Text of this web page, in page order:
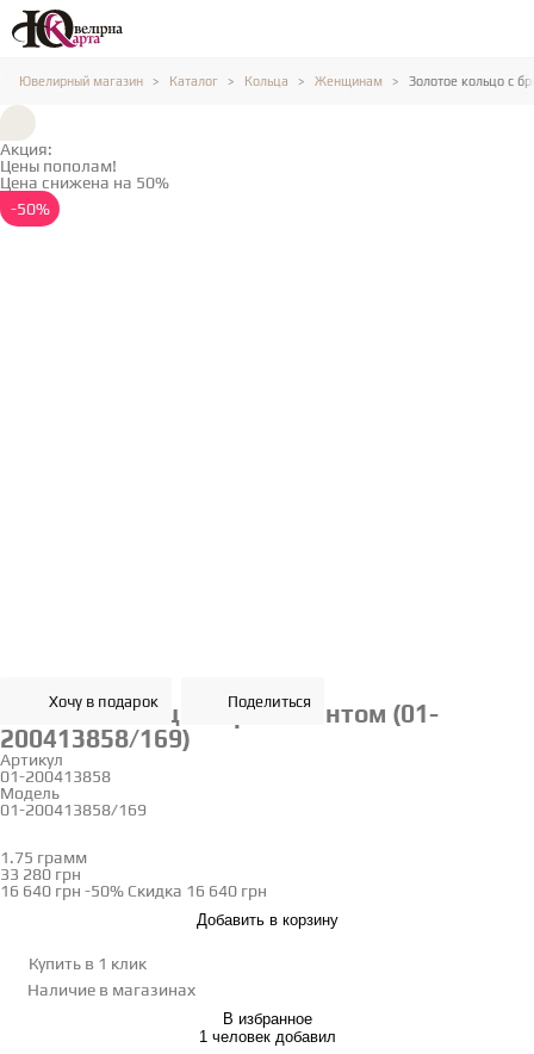
Ювелирный магазин Каталог Кольца Женщинам Золотое кольцо с
Акция:
Цены пополам!
Цена снижена на 50%
-50%
Хочу в подарок Поделиться
Золотое кольцо с бриллиантом (01-
200413858/169)
Артикул
01-200413858
Модель
01-200413858/169
1.75 грамм
33 280 грн
16 640 грн -50% Скидка 16 640 грн
Добавить в корзину
Купить в 1 клик
Наличие в магазинах
В избранное
1 человек добавил